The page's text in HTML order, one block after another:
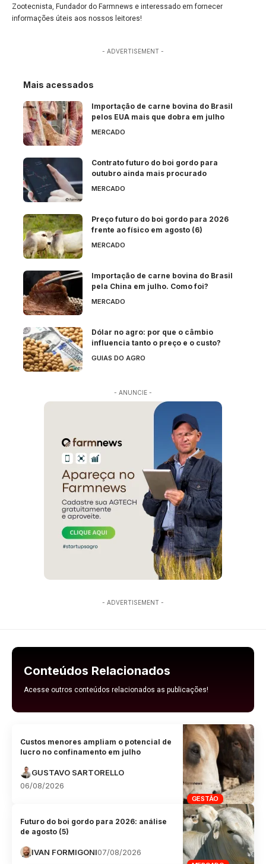
Zootecnista, Fundador do Farmnews e interessado em fornecer
informações úteis aos nossos leitores!
- ADVERTISEMENT -
Mais acessados
Importação de carne bovina do Brasil
pelos EUA mais que dobra em julho
MERCADO
Contrato futuro do boi gordo para
outubro ainda mais procurado
MERCADO
Preço futuro do boi gordo para 2026
frente ao físico em agosto (6)
MERCADO
Importação de carne bovina do Brasil
pela China em julho. Como foi?
MERCADO
Dólar no agro: por que o câmbio
influencia tanto o preço e o custo?
GUIAS DO AGRO
- ANUNCIE -
- ADVERTISEMENT -
Conteúdos Relacionados
Acesse outros conteúdos relacionados as publicações!
GESTÃO
Custos menores ampliam o potencial de
lucro no confinamento em julho
GUSTAVO SARTORELLO
06/08/2026
Futuro do boi gordo para 2026: análise
de agosto (5)
IVAN FORMIGONI07/08/2026